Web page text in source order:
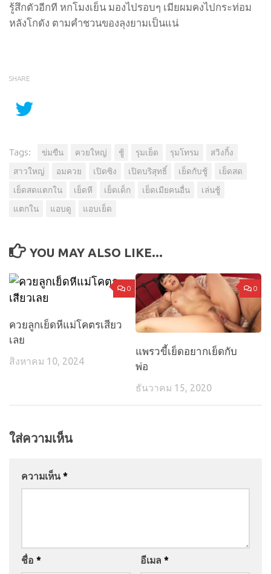
รู้สึกตัวอีกที หกโมงเย็น มองไปรอบๆ เมียผมคงไปกระท่อม
หลังโกดัง ตามคำชวนของลุงยามเป็นแน่
SHARE
Tags: ข่มขืน ควยใหญ่ ชู้ รุมเย็ด รุมโทรม
สวิงกิ้ง
สาวใหญ่
อมควย เปิดซิง เปิดบริสุทธิ์ เย็ดกับชู้
เย็ดสด
เย็ดสดแตกใน
เย็ดหี เย็ดเด็ก เย็ดเมียคนอื่น
เล่นชู้
แตกใน
แอบดู แอบเย็ด
YOU MAY ALSO LIKE...
0
ควยลูกเย็ดหีแม่โคตรเสียว
เลย
สิงหาคม 10, 2024
0
แพรวขี้เย็ดอยากเย็ดกับ
พ่อ
ธันวาคม 15, 2020
ใส่ความเห็น
ความเห็น *
ชื่อ * อีเมล *